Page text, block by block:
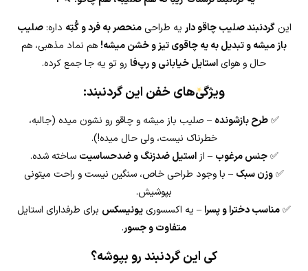
اینگردنبند صلیب چاقو دار یه طراحیمنحصر به فرد و گُتِه داره:صلیب
باز میشه و تبدیل به یه چاقوی تیز و خشن میشه! هم نماد مذهبی، هم
حال و هوایاستایل خیابانی و رپ‌فا رو تو یه جا جمع کرده.
ویژگی‌های خفن این گردنبند:
✅طرح بازشونده – صلیب باز میشه و چاقو رو نشون میده (جالبه،
خطرناک نیست، ولی حال میده!).
✅جنس مرغوب – ازاستیل ضدزنگ و ضدحساسیت ساخته شده.
✅وزن سبک – با وجود طراحی خاص، سنگین نیست و راحت میتونی
بپوشیش.
✅مناسب دخترا و پسرا– یه اکسسورییونیسکس برای طرفدارای استایل
متفاوت و جسور.
کی این گردنبند رو بپوشه؟
★